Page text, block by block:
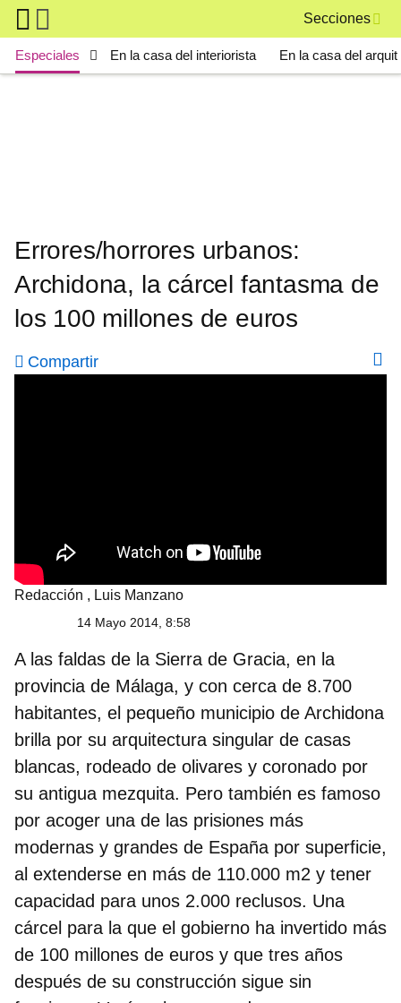
Skip to main content
Secciones
Main navigation
Especiales En la casa del interiorista En la casa del
Errores/horrores urbanos:
Archidona, la cárcel fantasma de
los 100 millones de euros
Compartir
Redacción , Luis Manzano
14 Mayo 2014, 8:58
A las faldas de la Sierra de Gracia, en la
provincia de Málaga, y con cerca de 8.700
habitantes, el pequeño municipio de Archidona
brilla por su arquitectura singular de casas
blancas, rodeado de olivares y coronado por
su antigua mezquita. Pero también es famoso
por acoger una de las prisiones más
modernas y grandes de España por superficie,
al extenderse en más de 110.000 m2 y tener
capacidad para unos 2.000 reclusos. Una
cárcel para la que el gobierno ha invertido más
de 100 millones de euros y que tres años
después de su construcción sigue sin